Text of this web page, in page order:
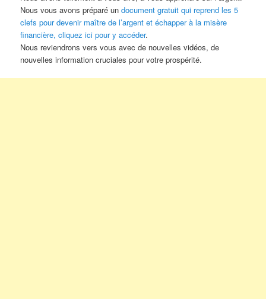
Nous vous avons préparé undocument gratuit qui reprend les 5
clefs pour devenir maître de l’argent et échapper à la misère
financière, cliquez ici pour y accéder.
Nous reviendrons vers vous avec de nouvelles vidéos, de
nouvelles information cruciales pour votre prospérité.